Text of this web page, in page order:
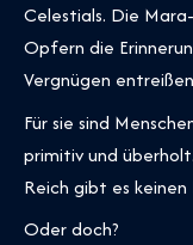
Celestials. Die
Opfern die
Vergnügen
Für sie sind
primitiv und
Reich gibt es
Oder doch?